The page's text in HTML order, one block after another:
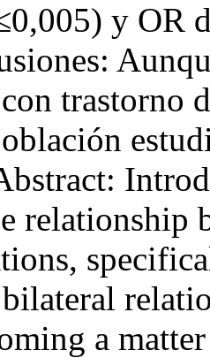
y OR
trastorno
relationship
a